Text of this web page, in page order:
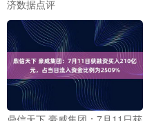
济数据点评